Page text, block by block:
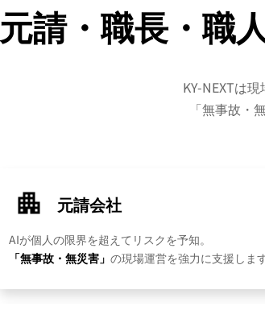
元請・職長・職人
KY-NEXTは
「無事故・
元請会社
AIが個人の限界を超えてリスクを予知。
「無事故・無災害」 の現場運営を強力に支援します